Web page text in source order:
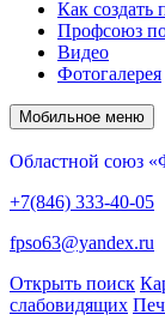
Как создать
Профсоюз
Видео
Фотогалерея
Мобильное меню
Областной союз
+7(846) 333-40-05
fpso63@yandex.ru
Открыть поиск
слабовидящих